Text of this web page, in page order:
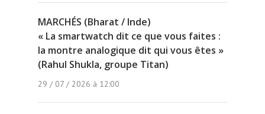
MARCHÉS (Bharat / Inde)
« La smartwatch dit ce que vous faites :
la montre analogique dit qui vous êtes »
(Rahul Shukla, groupe Titan)
29 / 07 / 2026 à 12:00